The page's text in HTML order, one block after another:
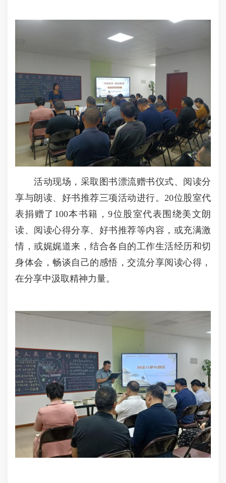
活动现场，采取图书漂流赠书仪式、阅读分
享与朗读、好书推荐三项活动进行。20位股室代
表捐赠了100本书籍，9位股室代表围绕美文朗
读、阅读心得分享、好书推荐等内容，或充满激
情，或娓娓道来，结合各自的工作生活经历和切
身体会，畅谈自己的感悟，交流分享阅读心得，
在分享中汲取精神力量。